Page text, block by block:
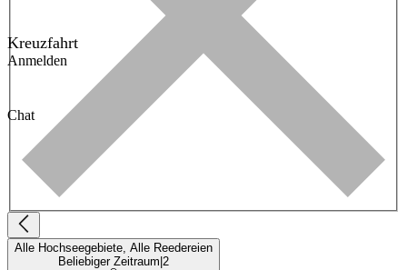
Kreuzfahrt
Anmelden
Chat
Alle Hochseegebiete, Alle Reedereien
Beliebiger Zeitraum 2